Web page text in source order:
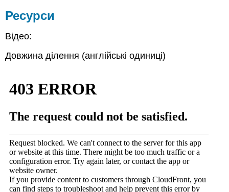
Ресурси
Відео:
Довжина ділення (англійські одиниці)